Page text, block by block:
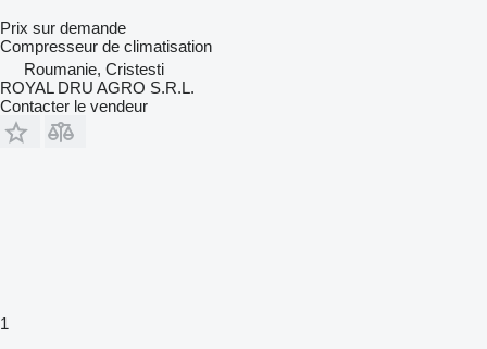
Prix sur demande
Compresseur de climatisation
Roumanie, Cristesti
ROYAL DRU AGRO S.R.L.
Contacter le vendeur
1